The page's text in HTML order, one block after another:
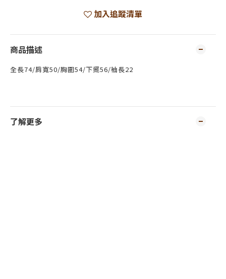
加入追蹤清單
商品描述
全長74/肩寬50/胸圍54/下擺56/袖長22
了解更多